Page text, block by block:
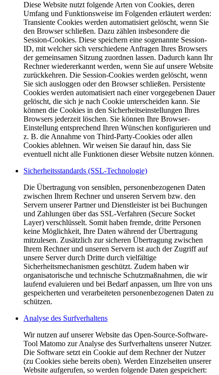
Diese Website nutzt folgende Arten von Cookies, deren
Umfang und Funktionsweise im Folgenden erläutert werden:
Transiente Cookies werden automatisiert gelöscht, wenn Sie
den Browser schließen. Dazu zählen insbesondere die
Session-Cookies. Diese speichern eine sogenannte Session-
ID, mit welcher sich verschiedene Anfragen Ihres Browsers
der gemeinsamen Sitzung zuordnen lassen. Dadurch kann Ihr
Rechner wiedererkannt werden, wenn Sie auf unsere Website
zurückkehren. Die Session-Cookies werden gelöscht, wenn
Sie sich ausloggen oder den Browser schließen. Persistente
Cookies werden automatisiert nach einer vorgegebenen Dauer
gelöscht, die sich je nach Cookie unterscheiden kann. Sie
können die Cookies in den Sicherheitseinstellungen Ihres
Browsers jederzeit löschen. Sie können Ihre Browser-
Einstellung entsprechend Ihren Wünschen konfigurieren und
z. B. die Annahme von Third-Party-Cookies oder allen
Cookies ablehnen. Wir weisen Sie darauf hin, dass Sie
eventuell nicht alle Funktionen dieser Website nutzen können.
Sicherheitsstandards (SSL-Technologie)
Die Übertragung von sensiblen, personenbezogenen Daten
zwischen Ihrem Rechner und unseren Servern bzw. den
Servern unserer Partner und Dienstleister ist bei Buchungen
und Zahlungen über das SSL-Verfahren (Secure Socket
Layer) verschlüsselt. Somit haben fremde, dritte Personen
keine Möglichkeit, Ihre Daten während der Übertragung
mitzulesen. Zusätzlich zur sicheren Übertragung zwischen
Ihrem Rechner und unseren Servern ist auch der Zugriff auf
unsere Server durch Dritte durch vielfältige
Sicherheitsmechanismen geschützt. Zudem haben wir
organisatorische und technische Schutzmaßnahmen, die wir
laufend evaluieren und bei Bedarf anpassen, um Ihre von uns
gespeicherten und verarbeiteten personenbezogenen Daten zu
schützen.
Analyse des Surfverhaltens
Wir nutzen auf unserer Website das Open-Source-Software-
Tool Matomo zur Analyse des Surfverhaltens unserer Nutzer.
Die Software setzt ein Cookie auf dem Rechner der Nutzer
(zu Cookies siehe bereits oben). Werden Einzelseiten unserer
Website aufgerufen, so werden folgende Daten gespeichert: